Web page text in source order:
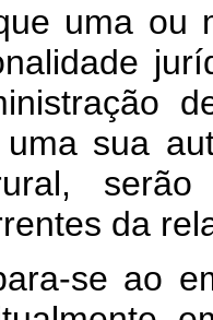
uma ou
sua
serão
da
se ao